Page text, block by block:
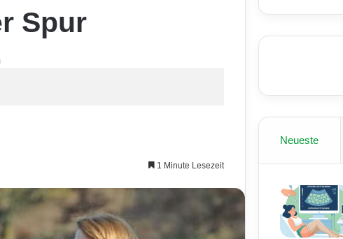
Spur
1 Minute Lesezeit
Neueste